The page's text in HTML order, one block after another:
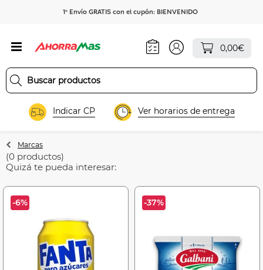
1º Envío GRATIS con el cupón: BIENVENIDO
0,00€
Indicar CP Ver horarios de entrega
Marcas
(0 productos)
Quizá te pueda interesar:
-6% -37%